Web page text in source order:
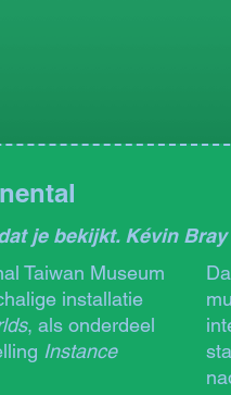
je bekijkt. Kévin
Taiwan Museum
installatie
, als onderdeel
Instance